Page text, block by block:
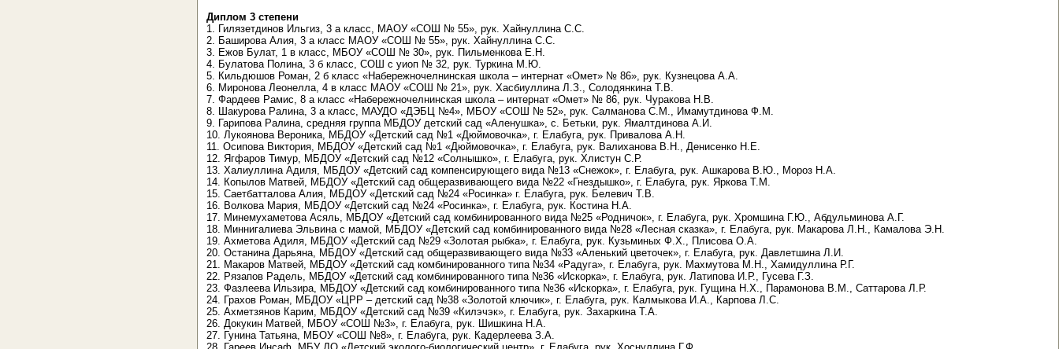
Диплом 3 степени
1. Гилязетдинов Ильгиз, 3 а класс, МАОУ «СОШ № 55», рук. Хайнуллина С.С.
2. Баширова Алия, 3 а класс МАОУ «СОШ № 55», рук. Хайнуллина С.С.
3. Ежов Булат, 1 в класс, МБОУ «СОШ № 30», рук. Пильменкова Е.Н.
4. Булатова Полина, 3 б класс, СОШ с уиоп № 32, рук. Туркина М.Ю.
5. Кильдюшов Роман, 2 б класс «Набережночелнинская школа – интернат «Омет» № 86», рук. Кузнецова А.А.
6. Миронова Леонелла, 4 в класс МАОУ «СОШ № 21», рук. Хасбиуллина Л.З., Солодянкина Т.В.
7. Фардеев Рамис, 8 а класс «Набережночелнинская школа – интернат «Омет» № 86, рук. Чуракова Н.В.
8. Шакурова Ралина, 3 а класс, МАУДО «ДЭБЦ №4», МБОУ «СОШ № 52», рук. Салманова С.М., Имамутдинова Ф.М.
9. Гарипова Ралина, средняя группа МБДОУ детский сад «Аленушка», с. Бетьки, рук. Ямалтдинова А.И.
10. Лукоянова Вероника, МБДОУ «Детский сад №1 «Дюймовочка», г. Елабуга, рук. Привалова А.Н.
11. Осипова Виктория, МБДОУ «Детский сад №1 «Дюймовочка», г. Елабуга, рук. Валиханова В.Н., Денисенко Н.Е.
12. Ягфаров Тимур, МБДОУ «Детский сад №12 «Солнышко», г. Елабуга, рук. Хлистун С.Р.
13. Халиуллина Адиля, МБДОУ «Детский сад компенсирующего вида №13 «Снежок», г. Елабуга, рук. Ашкарова В.Ю., Мороз Н.А.
14. Копылов Матвей, МБДОУ «Детский сад общеразвивающего вида №22 «Гнездышко», г. Елабуга, рук. Яркова Т.М.
15. Саетбатталова Алия, МБДОУ «Детский сад №24 «Росинка» г. Елабуга, рук. Белевич Т.В.
16. Волкова Мария, МБДОУ «Детский сад №24 «Росинка», г. Елабуга, рук. Костина Н.А.
17. Минемухаметова Асяль, МБДОУ «Детский сад комбинированного вида №25 «Родничок», г. Елабуга, рук. Хромшина Г.Ю., Абдульминова А.Г.
18. Миннигалиева Эльвина с мамой, МБДОУ «Детский сад комбинированного вида №28 «Лесная сказка», г. Елабуга, рук. Макарова Л.Н., Камалова Э.Н.
19. Ахметова Адиля, МБДОУ «Детский сад №29 «Золотая рыбка», г. Елабуга, рук. Кузьминых Ф.Х., Плисова О.А.
20. Останина Дарьяна, МБДОУ «Детский сад общеразвивающего вида №33 «Аленький цветочек», г. Елабуга, рук. Давлетшина Л.И.
21. Макаров Матвей, МБДОУ «Детский сад комбинированного типа №34 «Радуга», г. Елабуга, рук. Махмутова М.Н., Хамидуллина Р.Г.
22. Рязапов Радель, МБДОУ «Детский сад комбинированного типа №36 «Искорка», г. Елабуга, рук. Латипова И.Р., Гусева Г.З.
23. Фазлеева Ильзира, МБДОУ «Детский сад комбинированного типа №36 «Искорка», г. Елабуга, рук. Гущина Н.Х., Парамонова В.М., Саттарова Л.Р.
24. Грахов Роман, МБДОУ «ЦРР – детский сад №38 «Золотой ключик», г. Елабуга, рук. Калмыкова И.А., Карпова Л.С.
25. Ахметзянов Карим, МБДОУ «Детский сад №39 «Килэчэк», г. Елабуга, рук. Захаркина Т.А.
26. Докукин Матвей, МБОУ «СОШ №3», г. Елабуга, рук. Шишкина Н.А.
27. Гунина Татьяна, МБОУ «СОШ №8», г. Елабуга, рук. Кадерлеева З.А.